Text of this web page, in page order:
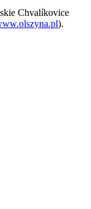
Chvalíkovice
).